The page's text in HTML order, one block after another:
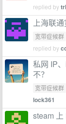
replied by
上海联
宽带症候群
replied by
私网 IP
不？
宽带症候群
lock361
steam 上